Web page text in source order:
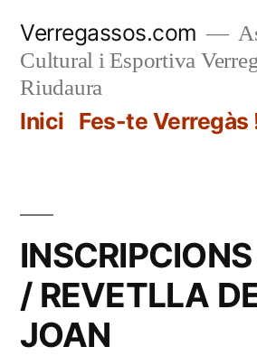
contingut
Verregassos.com
Cultural i Esportiva
Riudaura
Inici Fes-te Verregàs
/ REVETLLA
JOAN